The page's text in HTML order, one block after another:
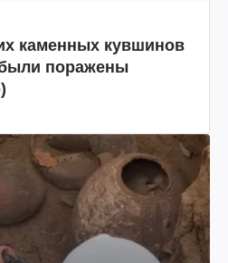
каменных кувшинов
поражены